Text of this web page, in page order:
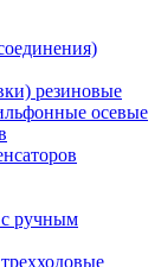
резиновые
осевые
ручным